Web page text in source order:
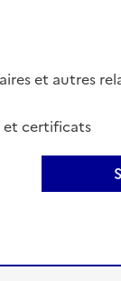
et autres
et certificats